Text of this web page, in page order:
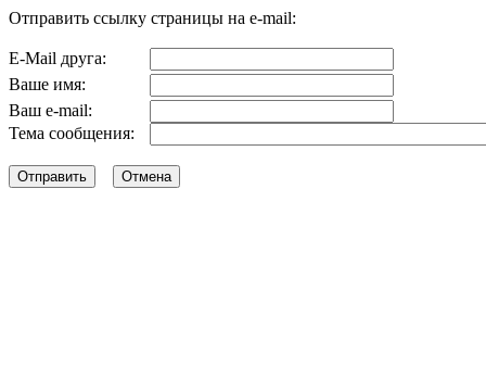
Отправить ссылку страницы на e-mail:
E-Mail друга:
Ваше имя:
Ваш e-mail:
Тема сообщения: